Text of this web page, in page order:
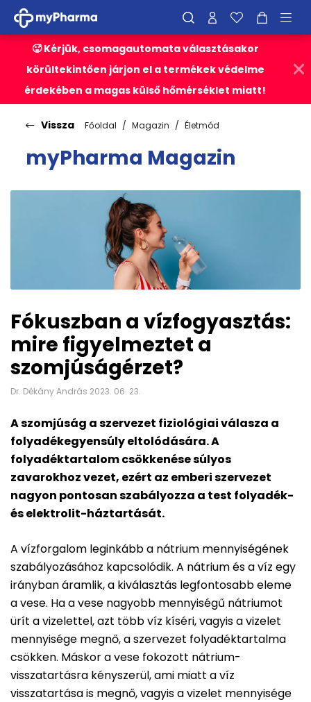
🥵 Kérjük, csomagautomata választásakor
körültekintően járjon el a termékek védelme
érdekében a magas külső hőmérséklet miatt!
Vissza Főoldal Magazin Életmód
myPharma Magazin
Fókuszban a vízfogyasztás:
mire figyelmeztet a
szomjúságérzet?
Dr. Dékány András 2023. 06. 23.
A szomjúság a szervezet fiziológiai válasza a
folyadékegyensúly eltolódására. A
folyadéktartalom csökkenése súlyos
zavarokhoz vezet, ezért az emberi szervezet
nagyon pontosan szabályozza a test folyadék-
és elektrolit-háztartását.
A vízforgalom leginkább a nátrium mennyiségének
szabályozásához kapcsolódik. A nátrium és a víz egy
irányban áramlik, a kiválasztás legfontosabb eleme
a vese. Ha a vese nagyobb mennyiségű nátriumot
ürít a vizelettel, azt több víz kíséri, vagyis a vizelet
mennyisége megnő, a szervezet folyadéktartalma
csökken. Máskor a vese fokozott nátrium-
visszatartásra kényszerül, ami miatt a víz
visszatartása is megnő, vagyis a vizelet mennyisége